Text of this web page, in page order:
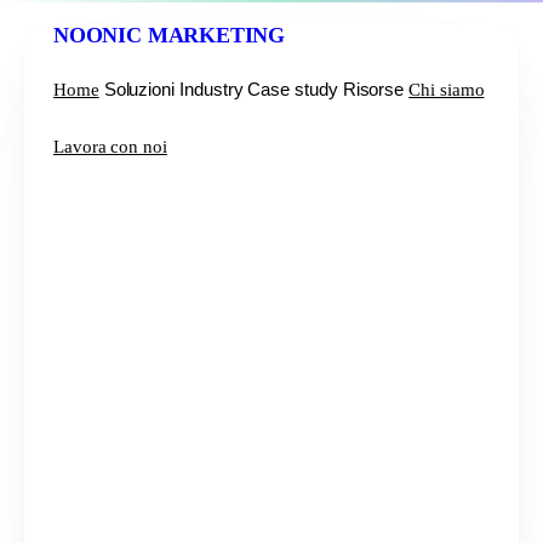
NOONIC MARKETING
Home Soluzioni Industry Case study Risorse Chi siamo
Lavora con noi